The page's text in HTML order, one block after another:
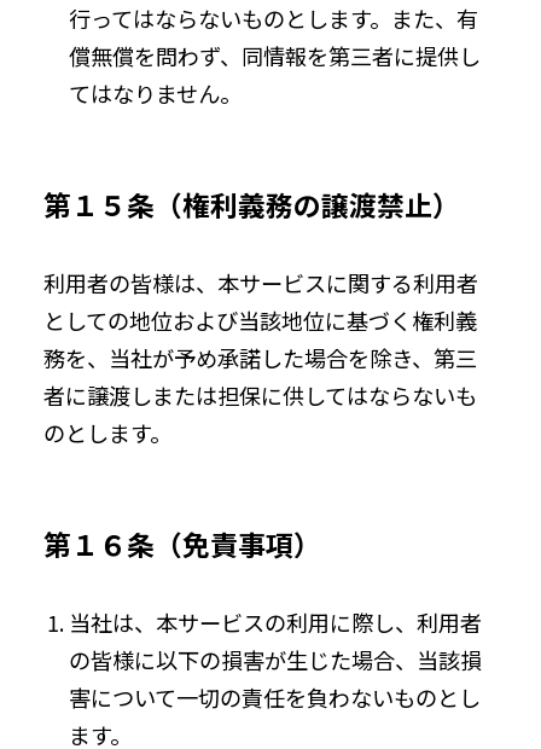
行ってはならないものとします。また、有
償無償を問わず、同情報を第三者に提供し
てはなりません。
第１５条（権利義務の譲渡禁止）
利用者の皆様は、本サービスに関する利用者
としての地位および当該地位に基づく権利義
務を、当社が予め承諾した場合を除き、第三
者に譲渡しまたは担保に供してはならないも
のとします。
第１６条（免責事項）
当社は、本サービスの利用に際し、利用者
の皆様に以下の損害が生じた場合、当該損
害について一切の責任を負わないものとし
ます。